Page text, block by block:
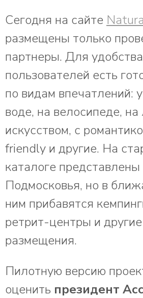
Сегодня на сайте
размещены только
партнеры. Для удобства
пользователей есть
по видам впечатлений:
воде, на велосипеде,
искусством, с
friendly и другие. На
каталоге представлены
Подмосковья, но в
ним прибавятся
ретрит-центры и
размещения.
Пилотную версию
оценить президент